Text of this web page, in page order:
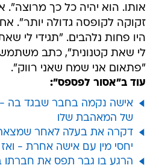
אותו. הוא יהיה כל כך מרוצה".
זקוקה לקופסה גדולה יותר".
היו פחות נלהבים. "תגידי לי
לי שאת קטנונית", כתב
"פתאום אני שמח שאני רווק".
עוד ב"אסור לפספס":
אישה נקמה בחבר שבגד בה -
של המאהבת שלו
דקרה את בעלה לאחר שמצאה
יחסי מין עם אישה אחרת -
הרגע בו גבר תפס את חברתו